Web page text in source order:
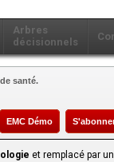
Arbres
décisionnels
santé.
EMC Démo
et remplacé par